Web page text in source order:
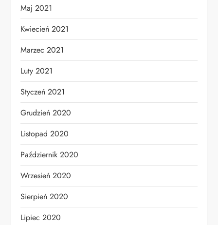
Maj 2021
Kwiecień 2021
Marzec 2021
Luty 2021
Styczeń 2021
Grudzień 2020
Listopad 2020
Październik 2020
Wrzesień 2020
Sierpień 2020
Lipiec 2020